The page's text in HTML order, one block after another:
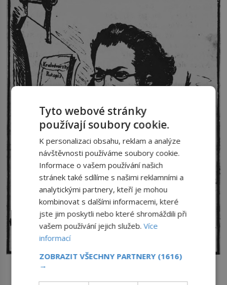
Novinář David Kuh skončí kvůli urážce na cti u soudu a spor
Tyto webové stránky
používají soubory cookie.
K personalizaci obsahu, reklam a analýze
návštěvnosti používáme soubory cookie.
Informace o vašem používání našich
stránek také sdílíme s našimi reklamními a
analytickými partnery, kteří je mohou
kombinovat s dalšími informacemi, které
jste jim poskytli nebo které shromáždili při
vašem používání jejich služeb.Více
informací
ZOBRAZIT VŠECHNY PARTNERY (1616)
→